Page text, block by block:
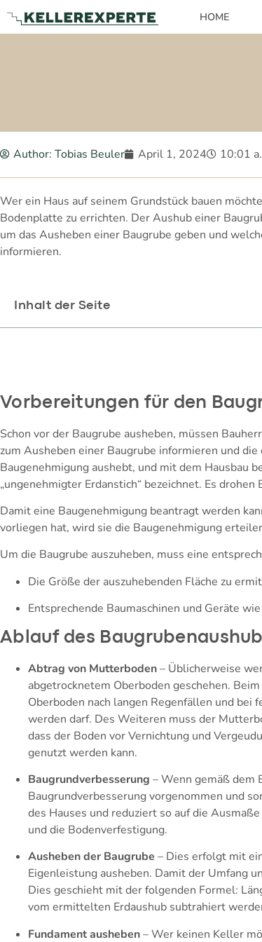
HOME
Author: Tobias Beuler April 1, 2024 10:01
Wer ein Haus auf seinem Grundstück bauen
Bodenplatte zu errichten. Der Aushub einer
um das Ausheben einer Baugrube geben und
informieren.
Inhalt der Seite
Vorbereitungen für den
Schon vor der Baugrube ausheben, müssen
zum Ausheben einer Baugrube informieren und
Baugenehmigung aushebt, und mit dem Hausbau
„ungenehmigter Erdanstich“ bezeichnet. Es
Damit eine Baugenehmigung beantragt werden
vorliegen hat, wird sie die Baugenehmigung
Um die Baugrube auszuheben, muss eine
Die Größe der auszuhebenden Fläche zu
Entsprechende Baumaschinen und Geräte
Ablauf des
Abtrag von Mutterboden– Üblicherweise
abgetrocknetem Oberboden geschehen.
Oberboden nach langen Regenfällen und
werden darf. Des Weiteren muss der
dass der Boden vor Vernichtung und
genutzt werden kann.
Baugrundverbesserung – Wenn gemäß dem
Baugrundverbesserung vorgenommen und
des Hauses und reduziert so auf die
und die Bodenverfestigung.
Ausheben der Baugrube – Dies erfolgt mit
Eigenleistung ausheben. Damit der Umfang
Dies geschieht mit der folgenden Formel:
vom ermittelten Erdaushub subtrahiert
Fundament ausheben– Wer keinen Keller